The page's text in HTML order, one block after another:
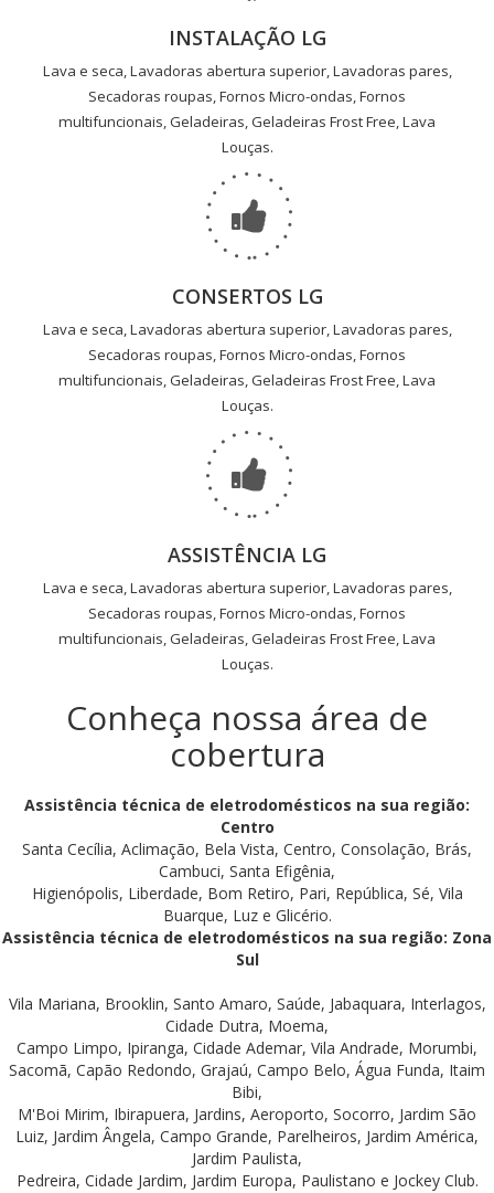
INSTALAÇÃO LG
Lava e seca, Lavadoras abertura superior, Lavadoras pares,
Secadoras roupas, Fornos Micro-ondas, Fornos
multifuncionais, Geladeiras, Geladeiras Frost Free, Lava
Louças.
CONSERTOS LG
Lava e seca, Lavadoras abertura superior, Lavadoras pares,
Secadoras roupas, Fornos Micro-ondas, Fornos
multifuncionais, Geladeiras, Geladeiras Frost Free, Lava
Louças.
ASSISTÊNCIA LG
Lava e seca, Lavadoras abertura superior, Lavadoras pares,
Secadoras roupas, Fornos Micro-ondas, Fornos
multifuncionais, Geladeiras, Geladeiras Frost Free, Lava
Louças.
Conheça nossa área de
cobertura
Assistência técnica de eletrodomésticos na sua região:
Centro
Santa Cecília, Aclimação, Bela Vista, Centro, Consolação, Brás,
Cambuci, Santa Efigênia,
Higienópolis, Liberdade, Bom Retiro, Pari, República, Sé, Vila
Buarque, Luz e Glicério.
Assistência técnica de eletrodomésticos na sua região: Zona
Sul
Vila Mariana, Brooklin, Santo Amaro, Saúde, Jabaquara, Interlagos,
Cidade Dutra, Moema,
Campo Limpo, Ipiranga, Cidade Ademar, Vila Andrade, Morumbi,
Sacomã, Capão Redondo, Grajaú, Campo Belo, Água Funda, Itaim
Bibi,
M'Boi Mirim, Ibirapuera, Jardins, Aeroporto, Socorro, Jardim São
Luiz, Jardim Ângela, Campo Grande, Parelheiros, Jardim América,
Jardim Paulista,
Pedreira, Cidade Jardim, Jardim Europa, Paulistano e Jockey Club.